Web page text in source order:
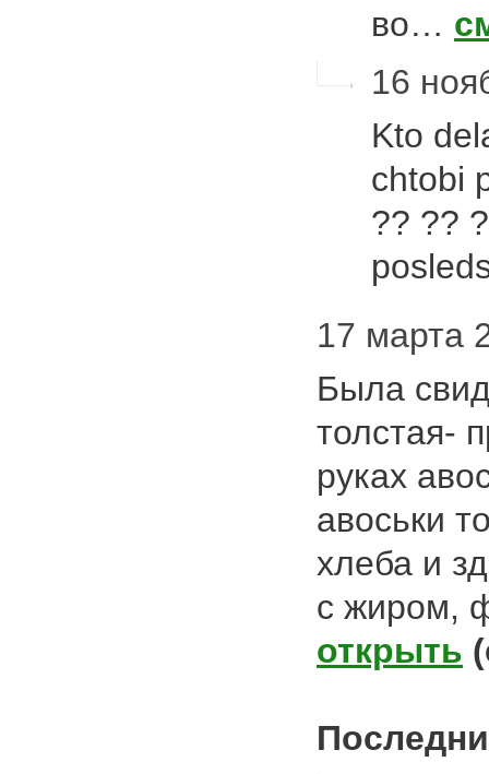
во…
16
Kto
chtobi
?? ??
17 марта
Была
толстая-
руках
авоськи
хлеба и
с жиром,
открыть